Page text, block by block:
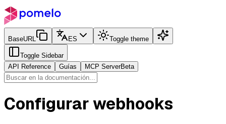
BaseURL ES Toggle theme
Toggle Sidebar
API Reference
Guías MCP ServerBeta
Configurar webhooks